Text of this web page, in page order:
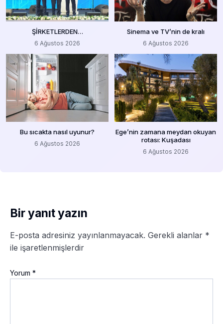
ŞİRKETLERDEN…
6 Ağustos 2026
Sinema ve TV’nin de kralı
6 Ağustos 2026
Bu sıcakta nasıl uyunur?
6 Ağustos 2026
Ege’nin zamana meydan okuyan
rotası: Kuşadası
6 Ağustos 2026
Bir yanıt yazın
E-posta adresiniz yayınlanmayacak. Gerekli alanlar *
ile işaretlenmişlerdir
Yorum *